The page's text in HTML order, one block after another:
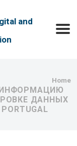
and
Home
ДАННЫХ